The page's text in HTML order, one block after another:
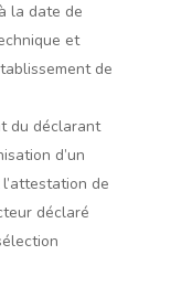
la date de
et
de
du déclarant
d’un
de
déclaré